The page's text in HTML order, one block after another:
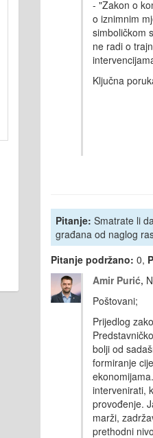
- "Zakon o
o iznimnim
simboličkom
ne radio
Ključna
Pitanje: Smatrate li
građana od naglog
Pitanje podržano: 0,
Amir Purić,
Poštovani;
Prijedlog
bolji od
formiranje
intervenirati,
provođenje.
marži,
prethodni